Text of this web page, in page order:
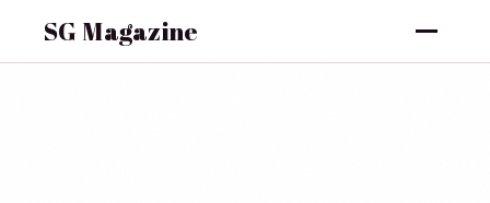
SG Magazine